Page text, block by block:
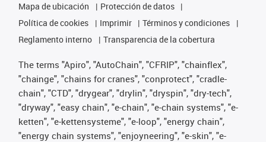
Mapa de ubicación
Protección de datos
Política de cookies
Imprimir
Términos y condiciones
Reglamento interno
Transparencia de la cobertura
The terms "Apiro", "AutoChain", "CFRIP", "chainflex",
"chainge", "chains for cranes", "conprotect", "cradle-
chain", "CTD", "drygear", "drylin", "dryspin", "dry-tech",
"dryway", "easy chain", "e-chain", "e-chain systems", "e-
ketten", "e-kettensysteme", "e-loop", "energy chain",
"energy chain systems", "enjoyneering", "e-skin", "e-